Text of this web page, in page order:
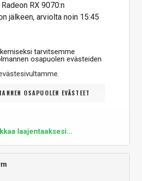
RX 9070:n
jälkeen, arviolta noin 15:45
tarvitsemme
osapuolen evästeiden
.
OSAPUOLEN EVÄSTEET
laajentaaksesi...